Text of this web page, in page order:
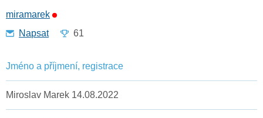
miramarek
Napsat
61
Jméno a příjmení, registrace
Miroslav Marek 14.08.2022